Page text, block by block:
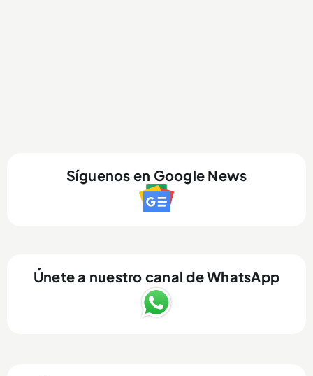
Síguenos en Google News
Únete a nuestro canal de WhatsApp